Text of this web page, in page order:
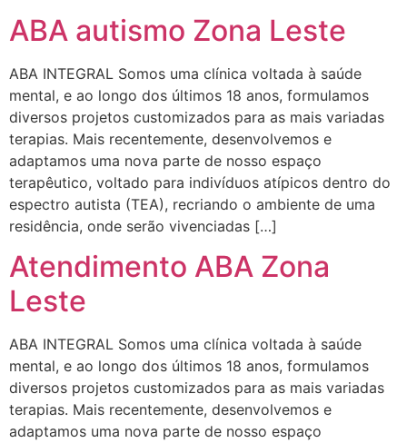
ABA autismo Zona Leste
ABA INTEGRAL Somos uma clínica voltada à saúde
mental, e ao longo dos últimos 18 anos, formulamos
diversos projetos customizados para as mais variadas
terapias. Mais recentemente, desenvolvemos e
adaptamos uma nova parte de nosso espaço
terapêutico, voltado para indivíduos atípicos dentro do
espectro autista (TEA), recriando o ambiente de uma
residência, onde serão vivenciadas […]
Atendimento ABA Zona
Leste
ABA INTEGRAL Somos uma clínica voltada à saúde
mental, e ao longo dos últimos 18 anos, formulamos
diversos projetos customizados para as mais variadas
terapias. Mais recentemente, desenvolvemos e
adaptamos uma nova parte de nosso espaço